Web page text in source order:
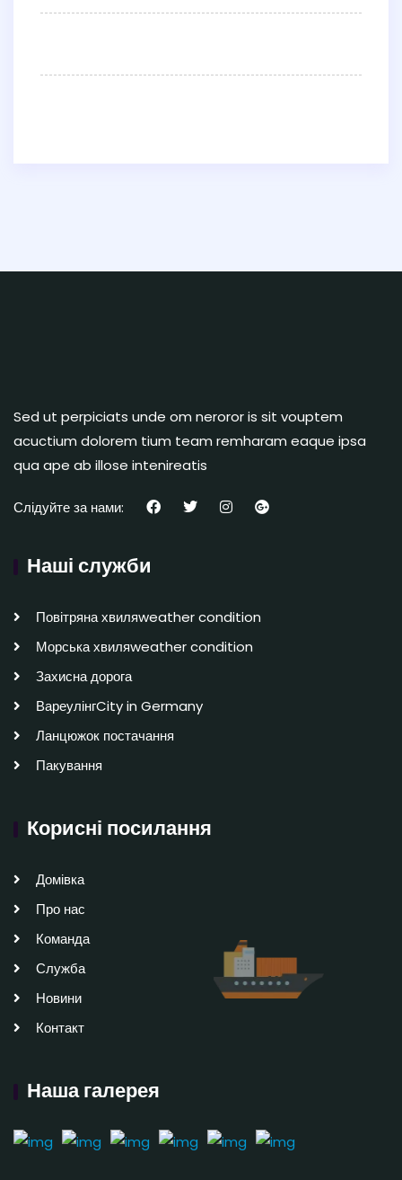
Sed ut perpiciats unde om neroror is sit vouptem
acuctium dolorem tium team remharam eaque ipsa
qua ape ab illose intenireatis
Слідуйте за нами:
Наші служби
Повітряна хвиляweather condition
Морська хвиляweather condition
Захисна дорога
ВареулінгCity in Germany
Ланцюжок постачання
Пакування
Корисні посилання
Домівка
Про нас
Команда
Служба
Новини
Контакт
Наша галерея